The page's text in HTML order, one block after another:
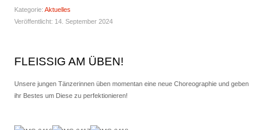
Kategorie: Aktuelles
Veröffentlicht: 14. September 2024
FLEISSIG AM ÜBEN!
Unsere jungen Tänzerinnen üben momentan eine neue Choreographie und geben
ihr Bestes um Diese zu perfektionieren!